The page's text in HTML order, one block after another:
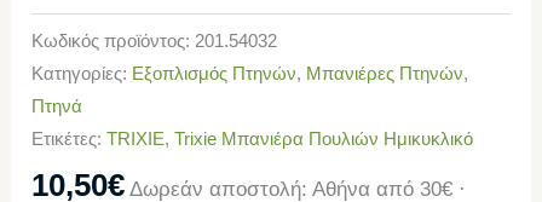
Κωδικός προϊόντος: 201.54032
Κατηγορίες: Εξοπλισμός Πτηνών, Μπανιέρες Πτηνών,
Πτηνά
Ετικέτες:TRIXIE,Trixie Μπανιέρα Πουλιών Ημικυκλικό
10,50€ Δωρεάν αποστολή: Αθήνα από 30€ ·